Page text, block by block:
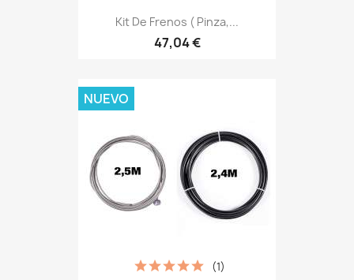
Kit De Frenos ( Pinza,...
47,04 €
(1)
NUEVO